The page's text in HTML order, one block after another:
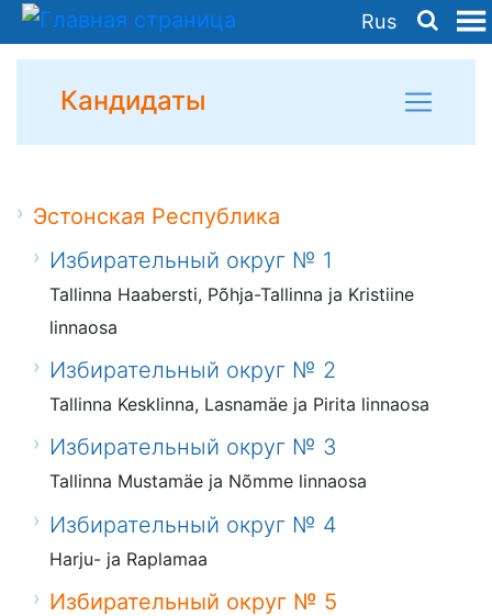
Rus
Кандидаты
Эстонская Республика
Избирательный округ № 1
Tallinna Haabersti, Põhja-Tallinna ja Kristiine
linnaosa
Избирательный округ № 2
Tallinna Kesklinna, Lasnamäe ja Pirita linnaosa
Избирательный округ № 3
Tallinna Mustamäe ja Nõmme linnaosa
Избирательный округ № 4
Harju- ja Raplamaa
Избирательный округ № 5